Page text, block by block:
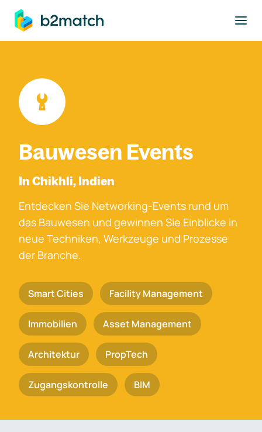
springen
Bauwesen Events
In Chikhli, Indien
Entdecken Sie Networking-Events rund um
das Bauwesen und gewinnen Sie Einblicke in
neue Techniken, Werkzeuge und Prozesse
der Branche.
Smart Cities Facility Management
Immobilien Asset Management
Architektur PropTech
Zugangskontrolle BIM